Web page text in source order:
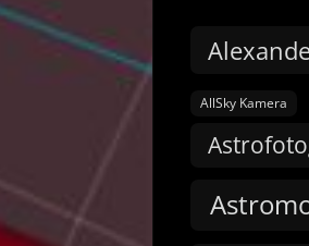
AllSky Kamera